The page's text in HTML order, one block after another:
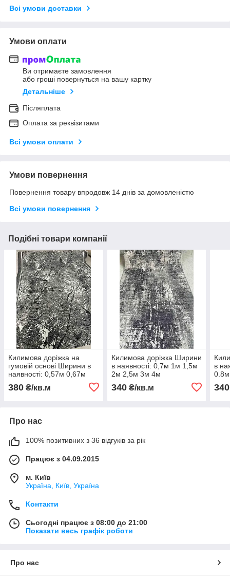
Всі умови доставки
Умови оплати
Ви отримаєте замовлення
або гроші повернуться на вашу картку
Детальніше
Післяплата
Оплата за реквізитами
Всі умови оплати
Умови повернення
Повернення товару впродовж 14 днів за домовленістю
Всі умови повернення
Подібні товари компанії
Килимова доріжка на
гумовій основі Ширини в
наявності: 0,57м 0,67м
0,80м 1м 1,2м 1,5м 2м 3м
4м
380 ₴/кв.м
Килимова доріжка Ширини
в наявності: 0,7м 1м 1,5м
2м 2,5м 3м 4м
340₴/кв.м
в
340
Про нас
100% позитивних з 36 відгуків за рік
Працює з 04.09.2015
м. Київ
Україна, Київ, Україна
Контакти
Сьогодні працює з 08:00 до 21:00
Показати весь графік роботи
Про нас